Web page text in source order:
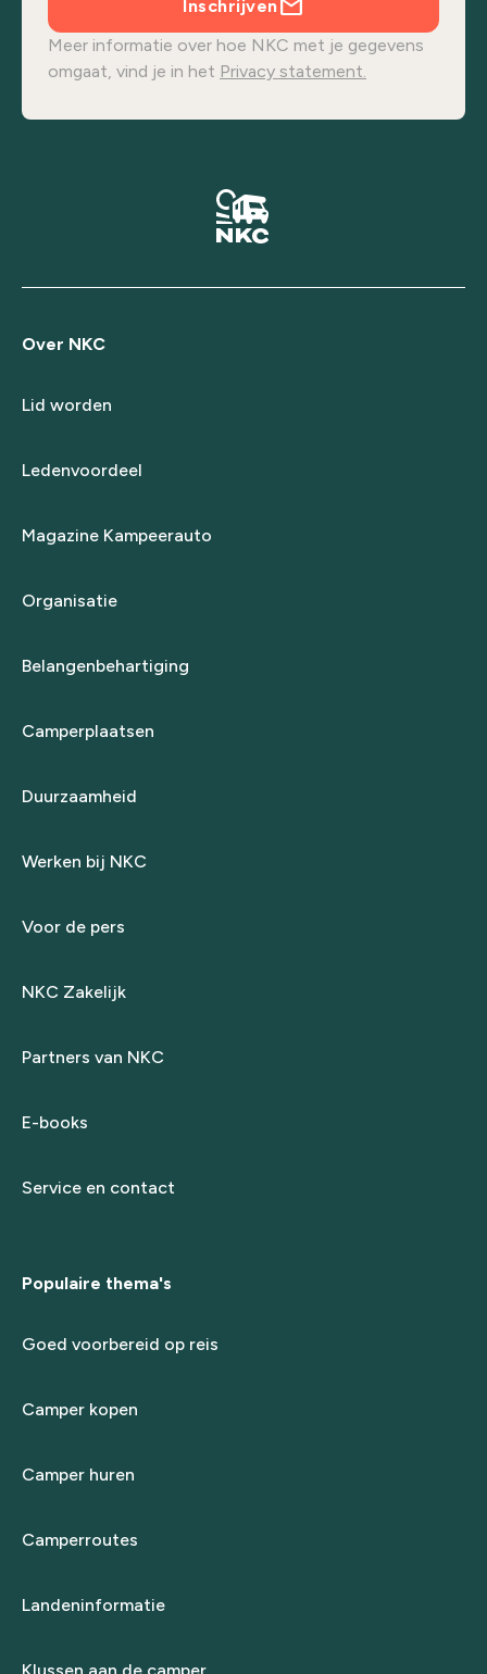
Inschrijven
Meer informatie over hoe NKC met je gegevens
omgaat, vind je in het Privacy statement.
Over NKC
Lid worden
Ledenvoordeel
Magazine Kampeerauto
Organisatie
Belangenbehartiging
Camperplaatsen
Duurzaamheid
Werken bij NKC
Voor de pers
NKC Zakelijk
Partners van NKC
E-books
Service en contact
Populaire thema's
Goed voorbereid op reis
Camper kopen
Camper huren
Camperroutes
Landeninformatie